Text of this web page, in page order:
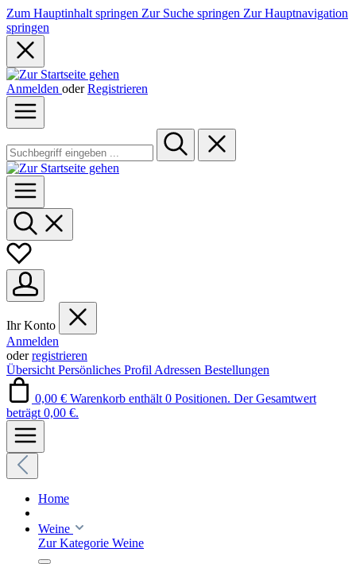
Zum Hauptinhalt springen Zur Suche springen Zur Hauptnavigation
springen
Anmelden oder Registrieren
Ihr Konto
Anmelden
oderregistrieren
Übersicht Persönliches Profil Adressen Bestellungen
0,00 € Warenkorb enthält 0 Positionen. Der Gesamtwert
beträgt 0,00 €.
Home
Weine
Zur Kategorie Weine